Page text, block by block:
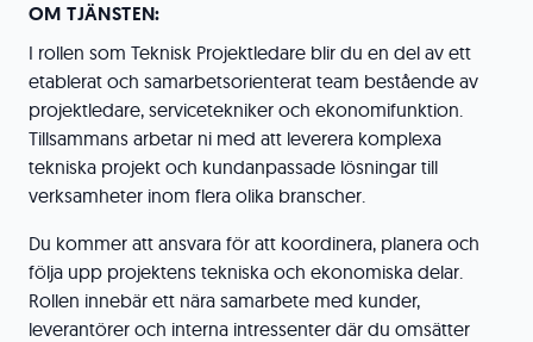
OM TJÄNSTEN:
I rollen som Teknisk Projektledare blir du en del av ett
etablerat och samarbetsorienterat team bestående av
projektledare, servicetekniker och ekonomifunktion.
Tillsammans arbetar ni med att leverera komplexa
tekniska projekt och kundanpassade lösningar till
verksamheter inom flera olika branscher.
Du kommer att ansvara för att koordinera, planera och
följa upp projektens tekniska och ekonomiska delar.
Rollen innebär ett nära samarbete med kunder,
leverantörer och interna intressenter där du omsätter